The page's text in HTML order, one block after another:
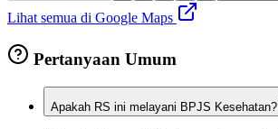
Lihat semua di Google Maps
Pertanyaan Umum
Apakah RS ini melayani BPJS Kesehatan?